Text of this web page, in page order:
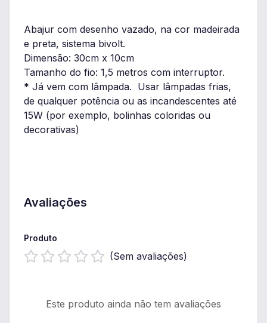
Abajur com desenho vazado, na cor madeirada
e preta, sistema bivolt.
Dimensão: 30cm x 10cm
Tamanho do fio: 1,5 metros com interruptor.
* Já vem com lâmpada. Usar lâmpadas frias,
de qualquer potência ou as incandescentes até
15W (por exemplo, bolinhas coloridas ou
decorativas)
Avaliações
Produto
(Sem avaliações)
Este produto ainda não tem avaliações